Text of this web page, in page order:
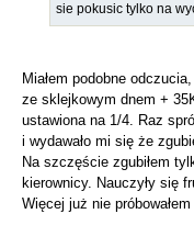
sie pokusic tylko na
Miałem podobne
ze sklejkowym dnem +
ustawiona na 1/4. Raz
i wydawało mi się że
Na szczęście zgubiłem
kierownicy. Nauczyły się
Więcej już nie